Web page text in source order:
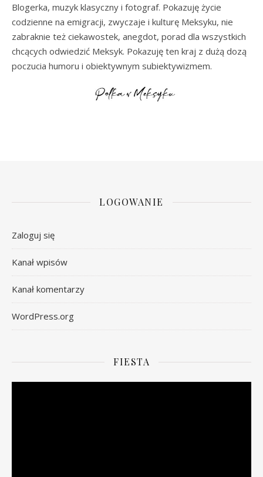
Blogerka, muzyk klasyczny i fotograf. Pokazuję życie
codzienne na emigracji, zwyczaje i kulturę Meksyku, nie
zabraknie też ciekawostek, anegdot, porad dla wszystkich
chcących odwiedzić Meksyk. Pokazuję ten kraj z dużą dozą
poczucia humoru i obiektywnym subiektywizmem.
LOGOWANIE
Zaloguj się
Kanał wpisów
Kanał komentarzy
WordPress.org
FIESTA